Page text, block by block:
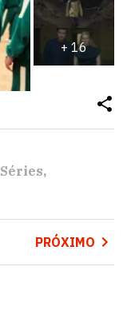
+ 16
Séries
PRÓXIMO